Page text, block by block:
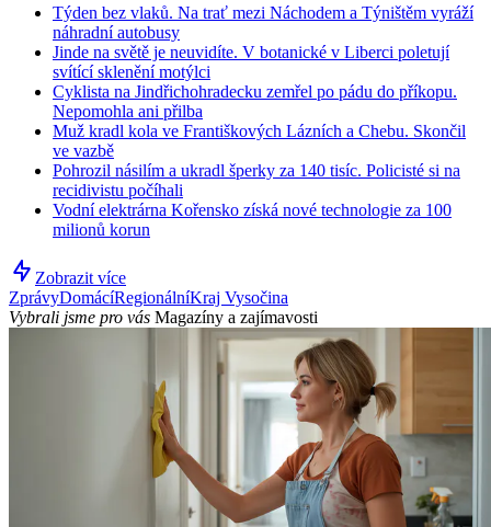
Týden bez vlaků. Na trať mezi Náchodem a Týništěm vyráží
náhradní autobusy
Jinde na světě je neuvidíte. V botanické v Liberci poletují
svítící sklenění motýlci
Cyklista na Jindřichohradecku zemřel po pádu do příkopu.
Nepomohla ani přilba
Muž kradl kola ve Františkových Lázních a Chebu. Skončil
ve vazbě
Pohrozil násilím a ukradl šperky za 140 tisíc. Policisté si na
recidivistu počíhali
Vodní elektrárna Kořensko získá nové technologie za 100
milionů korun
Zobrazit více
ZprávyDomácíRegionálníKraj Vysočina
Vybrali jsme pro vás Magazíny a zajímavosti